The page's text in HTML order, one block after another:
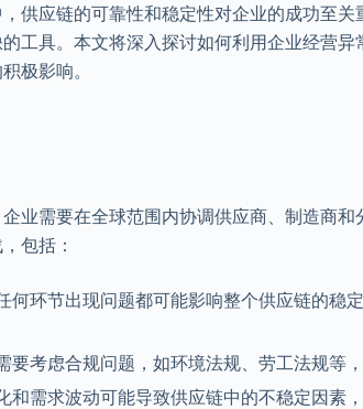
供应链的可靠性和稳定性对企业的成功至
工具。本文将深入探讨如何利用企业经营
极影响。
业需要在全球范围内协调供应商、制造商和
包括：
何环节出现问题都可能影响整个供应链的稳
要考虑合规问题，如环境法规、劳工法规等
和需求波动可能导致供应链中的不稳定因素